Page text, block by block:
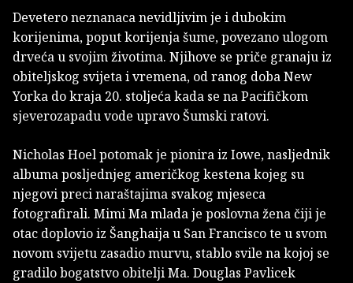
Devetero neznanaca nevidljivim je i dubokim
korijenima, poput korijenja šume, povezano ulogom
drveća u svojim životima. Njihove se priče granaju iz
obiteljskog svijeta i vremena, od ranog doba New
Yorka do kraja 20. stoljeća kada se na Pacifičkom
sjeverozapadu vode upravo Šumski ratovi.
Nicholas Hoel potomak je pionira iz Iowe, nasljednik
albuma posljednjeg američkog kestena kojeg su
njegovi preci naraštajima svakog mjeseca
fotografirali. Mimi Ma mlada je poslovna žena čiji je
otac doplovio iz Šanghaija u San Francisco te u svom
novom svijetu zasadio murvu, stablo svile na kojoj se
gradilo bogatstvo obitelji Ma. Douglas Pavlicek